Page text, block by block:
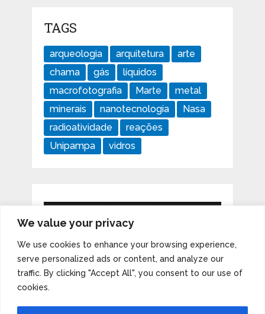
We value your privacy
We use cookies to enhance your browsing experience,
serve personalized ads or content, and analyze our
traffic. By clicking "Accept All", you consent to our use of
cookies.
TAGS
arqueologia arquitetura
arte
chama
gás
líquidos
macrofotografia
Marte
metal
minerais
nanotecnologia
Nasa
radioatividade
reações
Unipampa
vidros